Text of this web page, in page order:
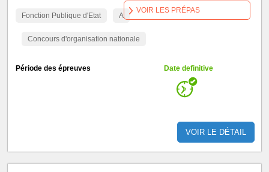
Fonction Publique d'Etat A
Concours d'organisation nationale
Période des épreuves Date definitive
VOIR LE DÉTAIL
VOIR LES PRÉPAS